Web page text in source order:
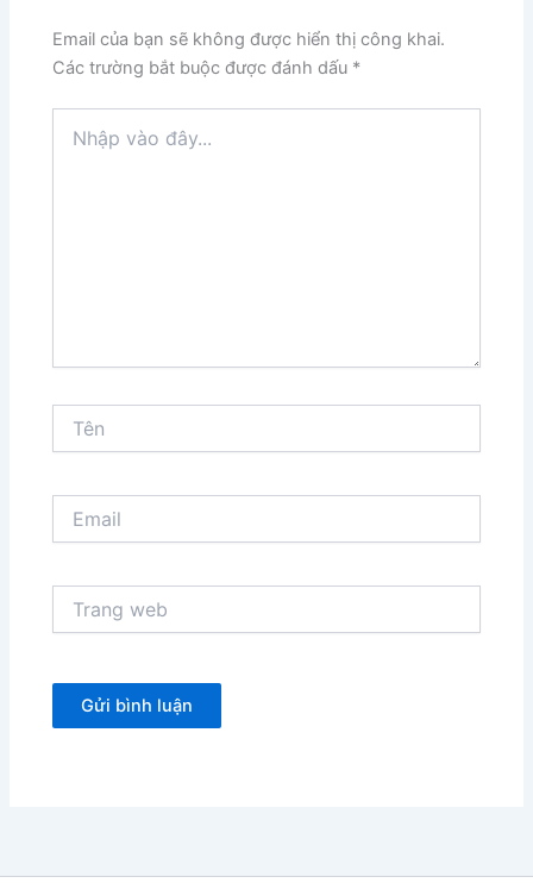
Email của bạn sẽ không được hiển thị công khai.
Các trường bắt buộc được đánh dấu *
vào
web